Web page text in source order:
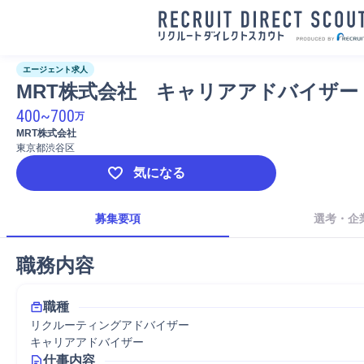
エージェント求人
MRT株式会社　キャリアアドバイザー
400~700万
MRT株式会社
東京都渋谷区
気になる
募集要項 選考・企
職務内容
職種
リクルーティングアドバイザー
キャリアアドバイザー
仕事内容